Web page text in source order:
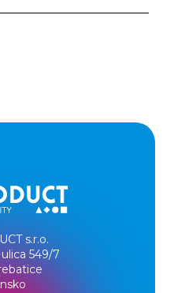
s.r.o.
549/7